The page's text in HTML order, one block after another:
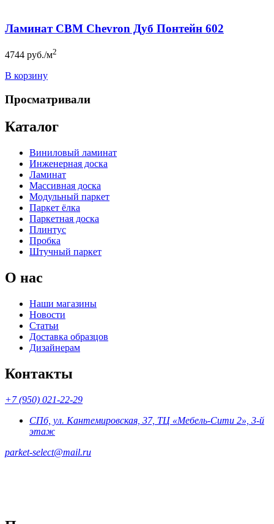
Ламинат CBM Chevron Дуб Понтейн 602
4744 руб./м2
В корзину
Просматривали
Каталог
Виниловый ламинат
Инженерная доска
Ламинат
Массивная доска
Модульный паркет
Паркет ёлка
Паркетная доска
Плинтус
Пробка
Штучный паркет
О нас
Наши магазины
Новости
Статьи
Доставка образцов
Дизайнерам
Контакты
+7 (950) 021-22-29
СПб, ул. Кантемировская, 37, ТЦ «Мебель-Сити 2», 3-й
этаж
parket-select@mail.ru